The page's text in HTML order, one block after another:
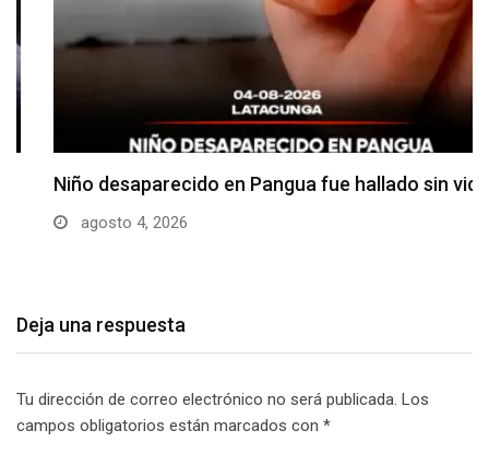
Niño desaparecido en Pangua fue hallado sin vida
agosto 4, 2026
Deja una respuesta
Tu dirección de correo electrónico no será publicada. Los
campos obligatorios están marcados con *